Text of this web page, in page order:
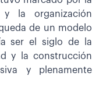
la organización
de un modelo
ser el siglo de la
y la construcción
y plenamente